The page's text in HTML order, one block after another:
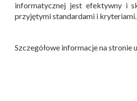
informatycznej jest efektywny i
przyjętymi standardami i kryteriami.
Szczegółowe informacje na stronie